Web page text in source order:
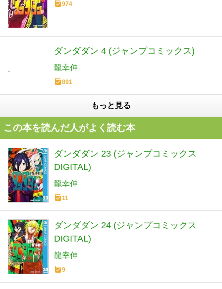
974
ダンダダン 4 (ジャンプコミックス)
龍幸伸
891
もっと見る
この本を読んだ人がよく読む本
ダンダダン 23 (ジャンプコミックス
DIGITAL)
龍幸伸
11
ダンダダン 24 (ジャンプコミックス
DIGITAL)
龍幸伸
9